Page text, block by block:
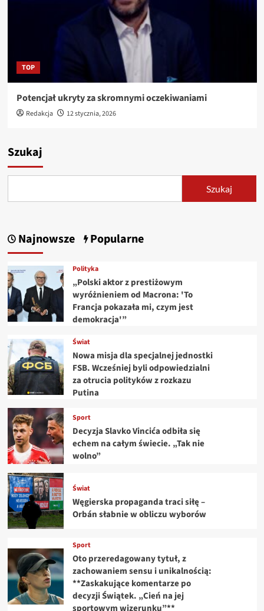
TOP
Potencjał ukryty za skromnymi oczekiwaniami
Redakcja 12 stycznia, 2026
Szukaj
Szukaj
Najnowsze Popularne
Polityka
„Polski aktor z prestiżowym
wyróżnieniem od Macrona: 'To
Francja pokazała mi, czym jest
demokracja'”
Świat
Nowa misja dla specjalnej jednostki
FSB. Wcześniej byli odpowiedzialni
za otrucia polityków z rozkazu
Putina
Sport
Decyzja Slavko Vincića odbiła się
echem na całym świecie. „Tak nie
wolno”
Świat
Węgierska propaganda traci siłę –
Orbán słabnie w obliczu wyborów
Sport
Oto przeredagowany tytuł, z
zachowaniem sensu i unikalnością:
**Zaskakujące komentarze po
decyzji Świątek. „Cień na jej